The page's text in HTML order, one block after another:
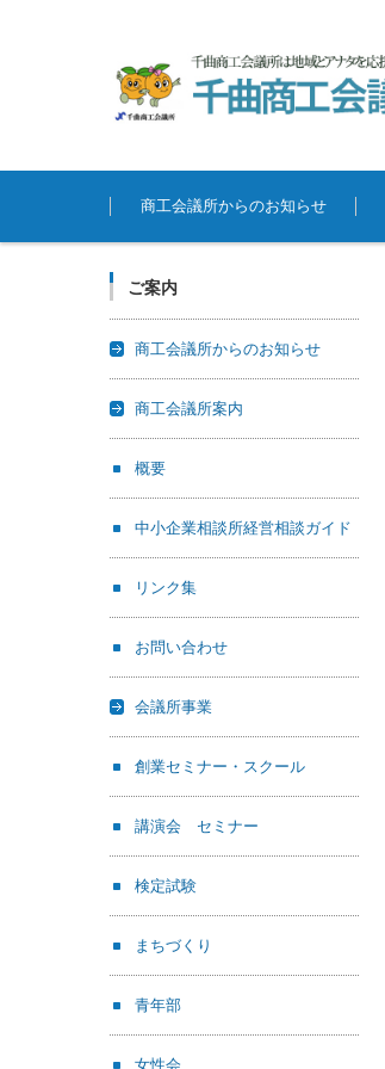
コンテンツに移動
商工会議所からのお知らせ
ご案内
商工会議所からのお知らせ
商工会議所案内
概要
中小企業相談所経営相談ガイド
リンク集
お問い合わせ
会議所事業
創業セミナー・スクール
講演会 セミナー
検定試験
まちづくり
青年部
女性会